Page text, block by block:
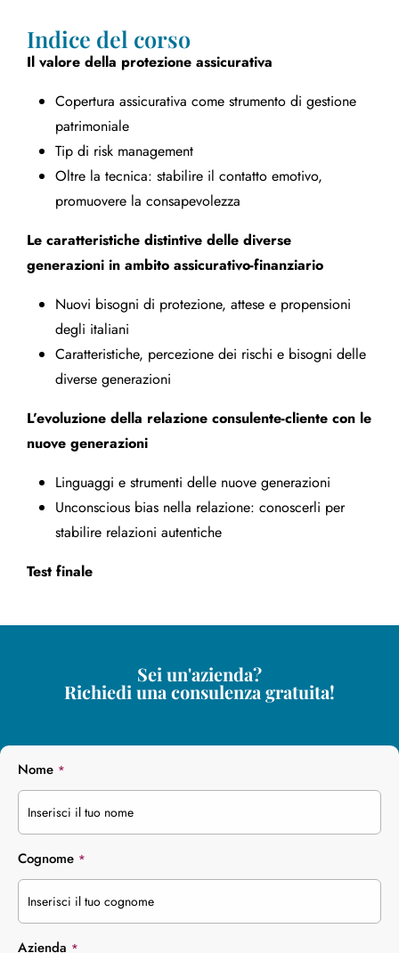
Indice del corso
Il valore della protezione assicurativa
Copertura assicurativa come strumento di gestione
patrimoniale
Tip di risk management
Oltre la tecnica: stabilire il contatto emotivo,
promuovere la consapevolezza
Le caratteristiche distintive delle diverse
generazioni in ambito assicurativo-finanziario
Nuovi bisogni di protezione, attese e propensioni
degli italiani
Caratteristiche, percezione dei rischi e bisogni delle
diverse generazioni
L’evoluzione della relazione consulente-cliente con le
nuove generazioni
Linguaggi e strumenti delle nuove generazioni
Unconscious bias nella relazione: conoscerli per
stabilire relazioni autentiche
Test finale
Sei un'azienda?
Richiedi una consulenza gratuita!
Nome *
Cognome *
Azienda *